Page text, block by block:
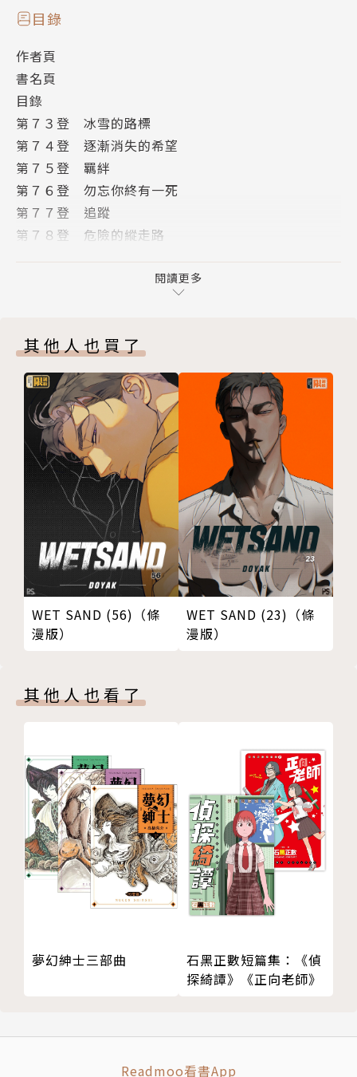
目錄
作者頁
書名頁
目錄
第７３登 冰雪的路標
第７４登 逐漸消失的希望
第７５登 羈絆
第７６登 勿忘你終有一死
第７７登 追蹤
第７８登 危險的縱走路
第８０登 名為生還的十字架
攀岩用語解說
版權頁
封底
閱讀更多
其他人也買了
WET SAND (56)（條
漫版）
WET SAND (23)（條
漫版）
其他人也看了
夢幻紳士三部曲
石黑正數短篇集：《偵
探綺譚》《正向老師》
Readmoo看書App